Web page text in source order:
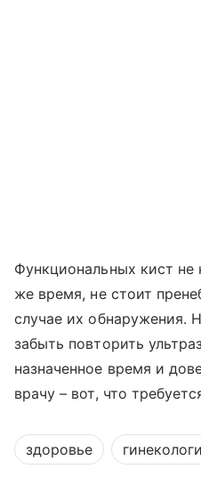
Функциональных кист не
же время, не стоит
случае их обнаружения.
забыть повторить
назначенное время и
врачу – вот, что
здоровье